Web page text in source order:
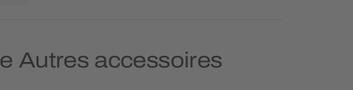
Autres accessoires